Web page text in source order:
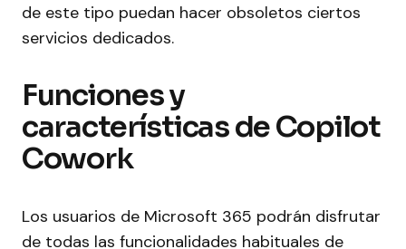
de este tipo puedan hacer obsoletos ciertos
servicios dedicados.
Funciones y
características de Copilot
Cowork
Los usuarios de Microsoft 365 podrán disfrutar
de todas las funcionalidades habituales de